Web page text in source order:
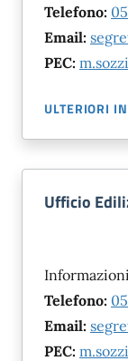
Telefono:
Email:
PEC:
ULTERIORI
Ufficio
Telefono:
Email:
PEC: